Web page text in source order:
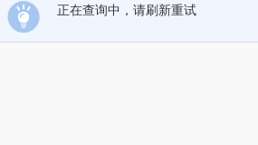
正在查询中，请刷新重试